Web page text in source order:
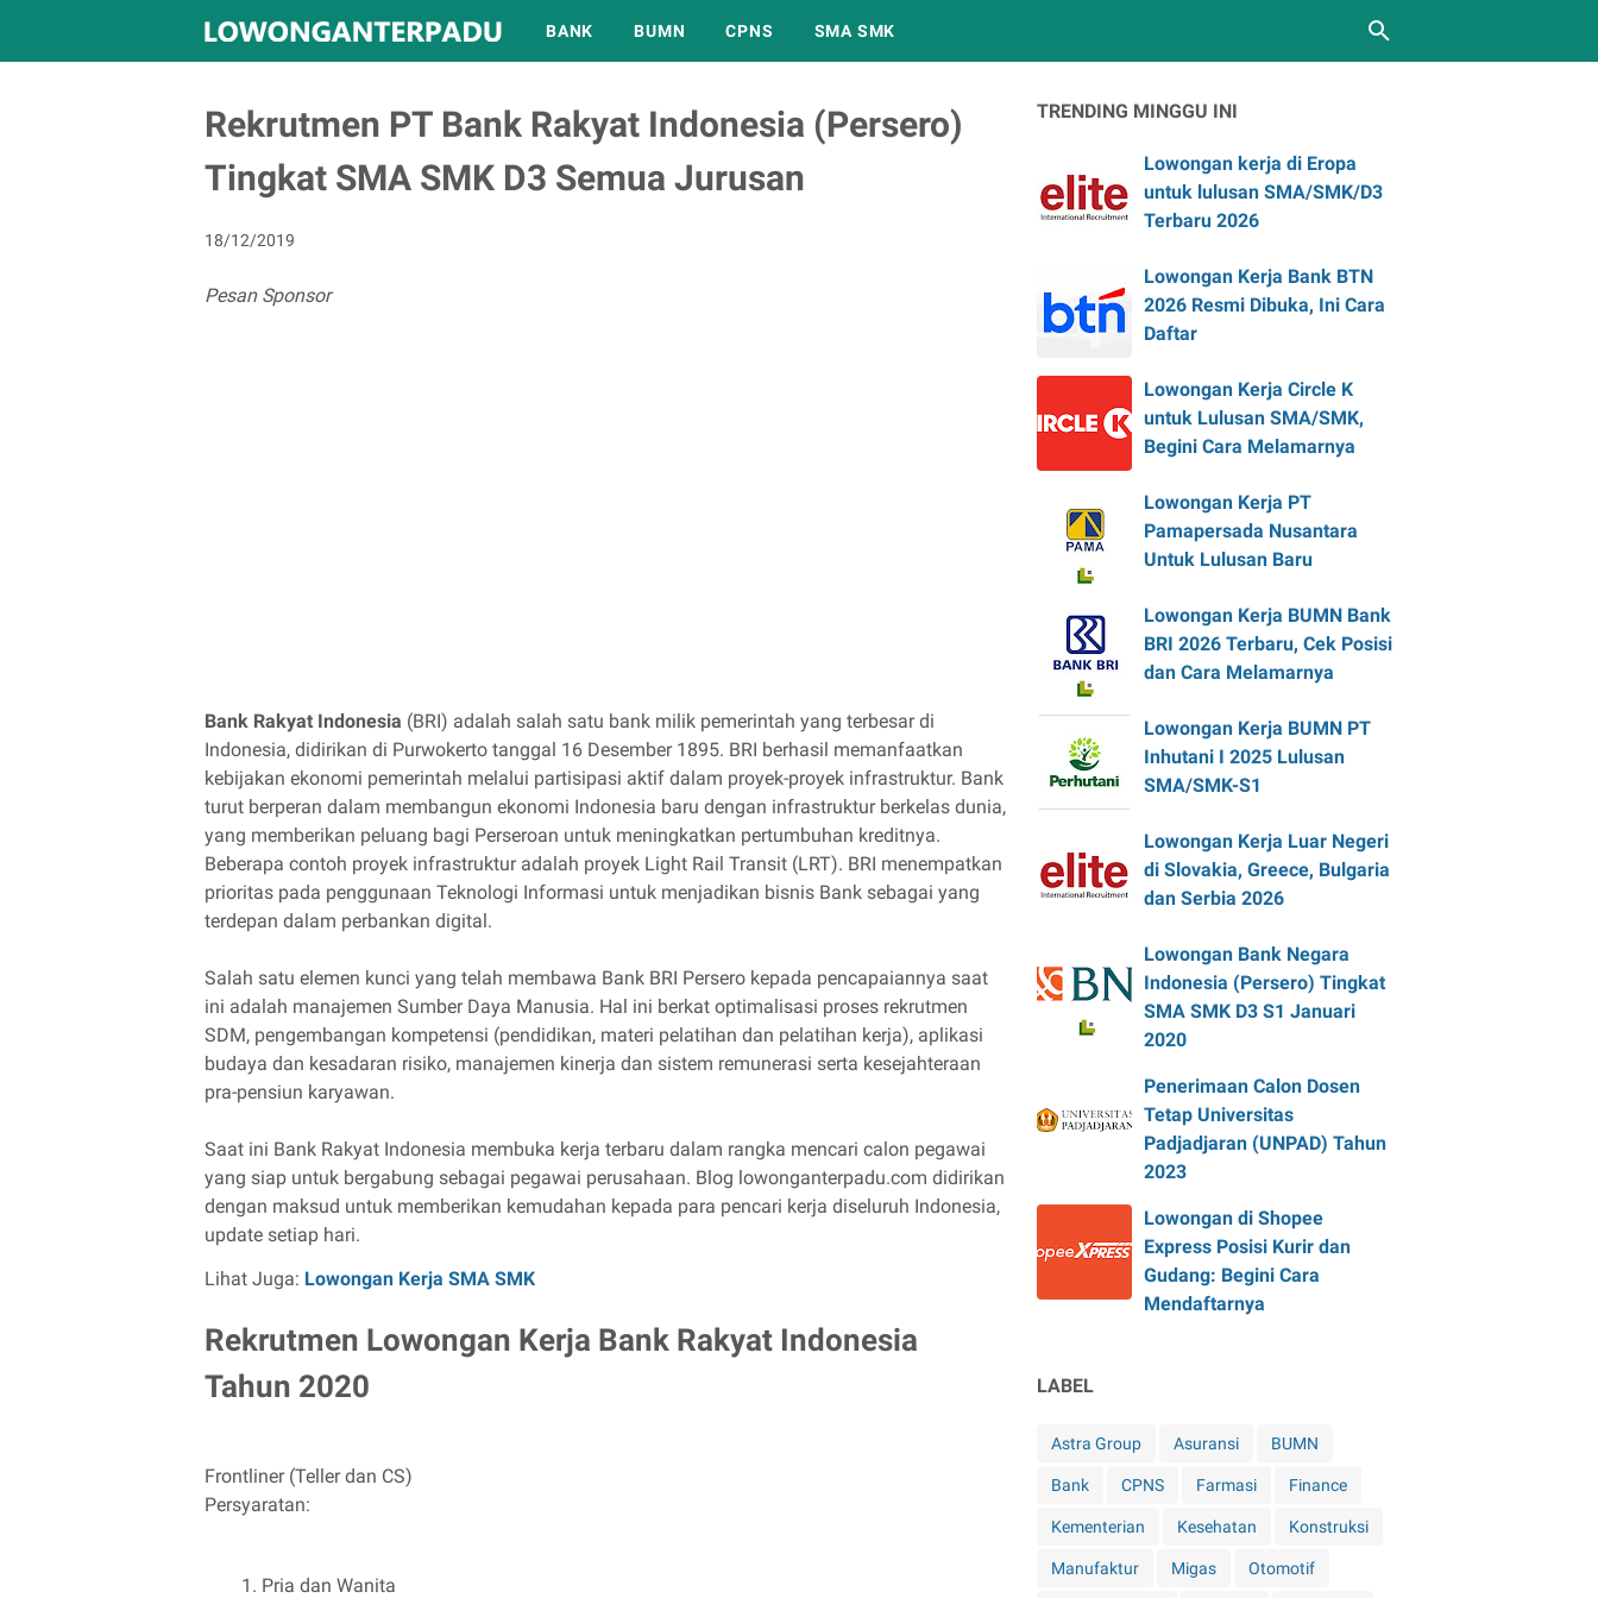
BANK BUMN CPNS SMA SMK
Rekrutmen PT Bank Rakyat Indonesia (Persero)
Tingkat SMA SMK D3 Semua Jurusan
18/12/2019
Pesan Sponsor
Bank Rakyat Indonesia (BRI) adalah salah satu bank milik pemerintah yang terbesar di
Indonesia, didirikan di Purwokerto tanggal 16 Desember 1895. BRI berhasil memanfaatkan
kebijakan ekonomi pemerintah melalui partisipasi aktif dalam proyek-proyek infrastruktur. Bank
turut berperan dalam membangun ekonomi Indonesia baru dengan infrastruktur berkelas dunia,
yang memberikan peluang bagi Perseroan untuk meningkatkan pertumbuhan kreditnya.
Beberapa contoh proyek infrastruktur adalah proyek Light Rail Transit (LRT). BRI menempatkan
prioritas pada penggunaan Teknologi Informasi untuk menjadikan bisnis Bank sebagai yang
terdepan dalam perbankan digital.
Salah satu elemen kunci yang telah membawa Bank BRI Persero kepada pencapaiannya saat
ini adalah manajemen Sumber Daya Manusia. Hal ini berkat optimalisasi proses rekrutmen
SDM, pengembangan kompetensi (pendidikan, materi pelatihan dan pelatihan kerja), aplikasi
budaya dan kesadaran risiko, manajemen kinerja dan sistem remunerasi serta kesejahteraan
pra-pensiun karyawan.
Saat ini Bank Rakyat Indonesia membuka kerja terbaru dalam rangka mencari calon pegawai
yang siap untuk bergabung sebagai pegawai perusahaan. Blog lowonganterpadu.com didirikan
dengan maksud untuk memberikan kemudahan kepada para pencari kerja diseluruh Indonesia,
update setiap hari.
Lihat Juga: Lowongan Kerja SMA SMK
Rekrutmen Lowongan Kerja Bank Rakyat Indonesia
Tahun 2020
Frontliner (Teller dan CS)
Persyaratan:
Pria dan Wanita
TRENDING MINGGU INI
Lowongan kerja di Eropa
untuk lulusan SMA/SMK/D3
Terbaru 2026
Lowongan Kerja Bank BTN
2026 Resmi Dibuka, Ini Cara
Daftar
Lowongan Kerja Circle K
untuk Lulusan SMA/SMK,
Begini Cara Melamarnya
Lowongan Kerja PT
Pamapersada Nusantara
Untuk Lulusan Baru
Lowongan Kerja BUMN Bank
BRI 2026 Terbaru, Cek Posisi
dan Cara Melamarnya
Lowongan Kerja BUMN PT
Inhutani I 2025 Lulusan
SMA/SMK-S1
Lowongan Kerja Luar Negeri
di Slovakia, Greece, Bulgaria
dan Serbia 2026
Lowongan Bank Negara
Indonesia (Persero) Tingkat
SMA SMK D3 S1 Januari
2020
Penerimaan Calon Dosen
Tetap Universitas
Padjadjaran (UNPAD) Tahun
2023
Lowongan di Shopee
Express Posisi Kurir dan
Gudang: Begini Cara
Mendaftarnya
LABEL
Astra Group Asuransi BUMN
Bank CPNS Farmasi Finance
Kementerian Kesehatan Konstruksi
Manufaktur Migas Otomotif